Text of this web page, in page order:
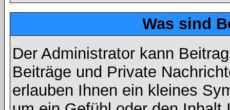
Was sind
Der Administrator kann
Beiträge und Private
erlauben Ihnen ein kleines